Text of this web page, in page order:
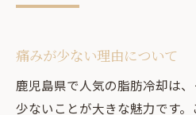
痛みが少ない理由について
鹿児島県で人気の脂肪冷却は
少ないことが大きな魅力です